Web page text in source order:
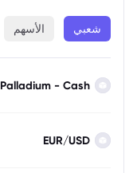
شعبي الأسهم
Palladium - Cash
EUR/USD